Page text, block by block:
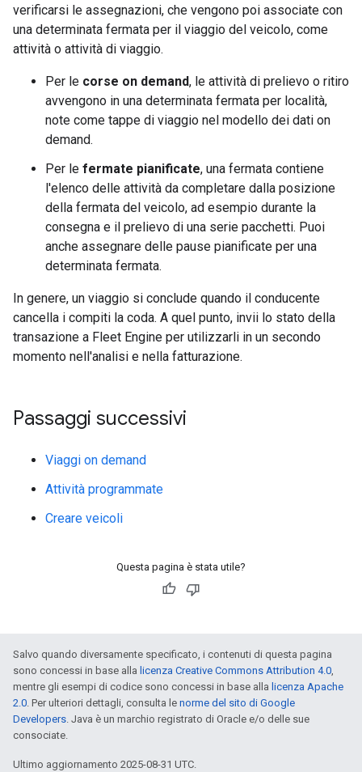
verificarsi le assegnazioni, che vengono poi associate con
una determinata fermata per il viaggio del veicolo, come
attività o attività di viaggio.
Per le corse on demand, le attività di prelievo o ritiro
avvengono in una determinata fermata per località,
note come tappe di viaggio nel modello dei dati on
demand.
Per le fermate pianificate, una fermata contiene
l'elenco delle attività da completare dalla posizione
della fermata del veicolo, ad esempio durante la
consegna e il prelievo di una serie pacchetti. Puoi
anche assegnare delle pause pianificate per una
determinata fermata.
In genere, un viaggio si conclude quando il conducente
cancella i compiti la coda. A quel punto, invii lo stato della
transazione a Fleet Engine per utilizzarli in un secondo
momento nell'analisi e nella fatturazione.
Passaggi successivi
Viaggi on demand
Attività programmate
Creare veicoli
Questa pagina è stata utile?
Salvo quando diversamente specificato, i contenuti di questa pagina
sono concessi in base alla licenza Creative Commons Attribution 4.0,
mentre gli esempi di codice sono concessi in base alla licenza Apache
2.0. Per ulteriori dettagli, consulta le norme del sito di Google
Developers. Java è un marchio registrato di Oracle e/o delle sue
consociate.
Ultimo aggiornamento 2025-08-31 UTC.